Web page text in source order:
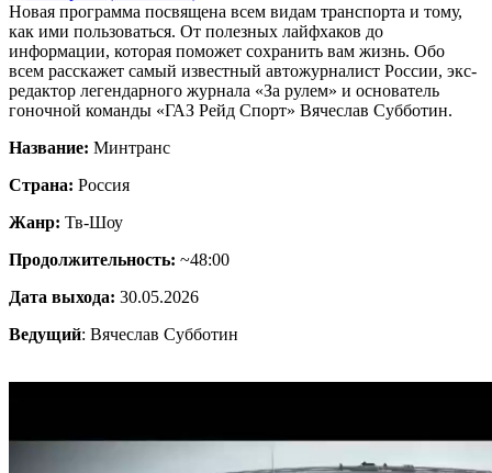
Новая программа посвящена всем видам транспорта и тому,
как ими пользоваться. От полезных лайфхаков до
информации, которая поможет сохранить вам жизнь. Обо
всем расскажет самый известный автожурналист России, экс-
редактор легендарного журнала «За рулем» и основатель
гоночной команды «ГАЗ Рейд Спорт» Вячеслав Субботин.
Название: Минтранс
Страна: Россия
Жанр: Тв-Шоу
Продолжительность: ~48:00
Дата выхода: 30.05.2026
Ведущий: Вячеслав Субботин